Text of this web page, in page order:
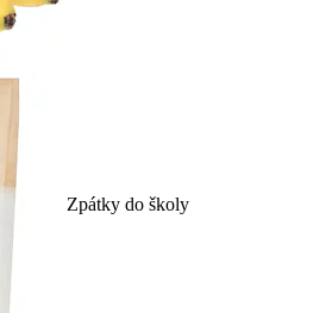
Zpátky do školy